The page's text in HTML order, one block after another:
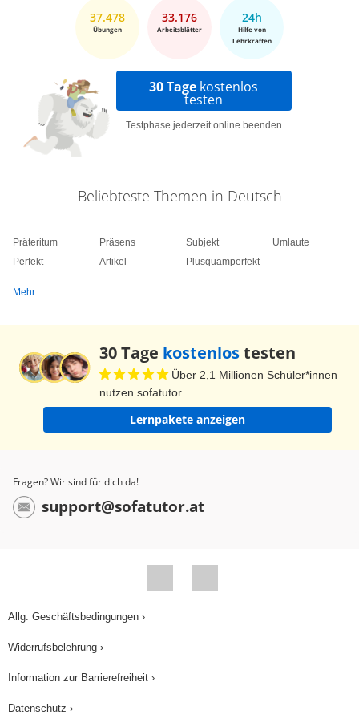
37.478
Übungen
33.176
Arbeitsblätter
24h
Hilfe von
Lehrkräften
30 Tage kostenlos
testen
Testphase jederzeit online beenden
Beliebteste Themen in Deutsch
Präteritum
Perfekt
Präsens
Artikel
Subjekt
Plusquamperfekt
Umlaute
Mehr
30 Tage kostenlostesten
Über 2,1 Millionen Schüler*innen
nutzen sofatutor
Lernpakete anzeigen
Fragen? Wir sind für dich da!
support@sofatutor.at
Allg. Geschäftsbedingungen ›
Widerrufsbelehrung ›
Information zur Barrierefreiheit ›
Datenschutz ›